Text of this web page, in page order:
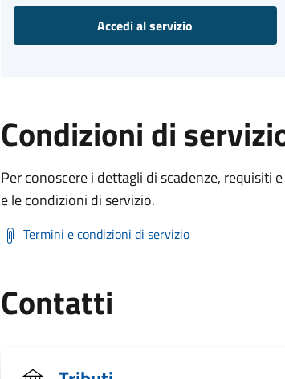
Accedi al servizio
Condizioni di
Per conoscere i dettagli di scadenze,
e le condizioni di servizio.
Termini e condizioni di servizio
Contatti